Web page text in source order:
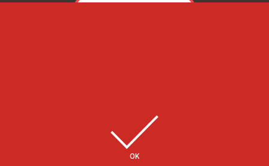
Några av våra kunder
OK